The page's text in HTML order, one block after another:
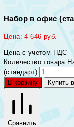
Набор в офис
Цена:4 646 руб.
Цена с учетом НДС
Количество товара
(стандарт)
В корзину
Купить
Сравнить